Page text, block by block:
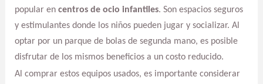
popular en centros de ocio infantiles. Son espacios seguros
y estimulantes donde los niños pueden jugar y socializar. Al
optar por un parque de bolas de segunda mano, es posible
disfrutar de los mismos beneficios a un costo reducido.
Al comprar estos equipos usados, es importante considerar